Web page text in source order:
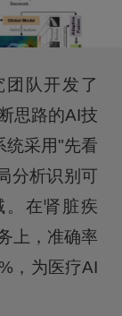
队开发了
思路的AI技
统采用"先看
分析识别可
。在肾脏疾
上，准确率
，为医疗AI